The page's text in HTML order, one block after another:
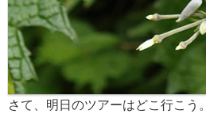
さて、明日のツアーはどこ行こう。